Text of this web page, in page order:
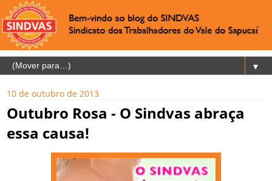
▼
10 de outubro de 2013
Outubro Rosa - O Sindvas abraça
essa causa!